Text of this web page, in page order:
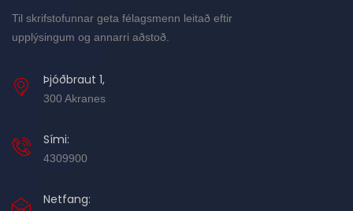
Til skrifstofunnar geta félagsmenn leitað eftir
upplýsingum og annarri aðstoð.
Þjóðbraut 1,
300 Akranes
Sími:
4309900
Netfang: